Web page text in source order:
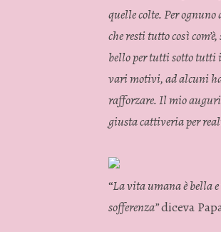
quelle colte. Per
che resti tutto così
bello per tutti sotto tutti
vari motivi, ad alcuni ha
rafforzare. Il mio
giusta cattiveria per
“La vita umana è bella
sofferenza”diceva